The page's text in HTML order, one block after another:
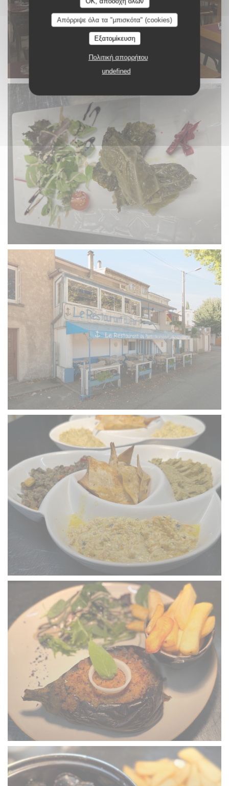
Απόρριψε όλα τα "μπισκότα" (cookies)
Εξατομίκευση
Πολιτική απορρήτου
undefined